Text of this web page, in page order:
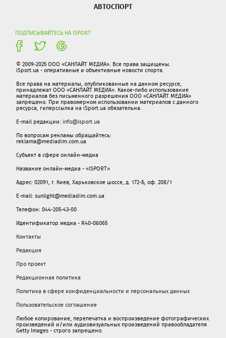
АВТОСПОРТ
ПОДПИСЫВАЙТЕСЬ НА ISPORT
© 2009-2025 ООО «САНЛАЙТ МЕДИА». Все права защищены.
iSport.ua - оперативные и объективные новости спорта.
Все права на материалы, опубликованные на данном ресурсе,
принадлежат ООО «САНЛАЙТ МЕДИА». Какое-либо использование
материалов без письменного разрешения ООО «САНЛАЙТ МЕДИА»
запрещено. При правомерном использовании материалов с данного
ресурса, гиперссылка на iSport.ua обязательна.
E-mail редакции: info@isport.ua
По вопросам рекламы обращайтесь:
reklama@mediadim.com.ua
Субъект в сфере онлайн-медиа
Название онлайн-медиа - «ISPORT»
Адрес: 02091, г. Киев, Харьковское шоссе, д. 172-Б, оф. 208/1
E-mail: sunlight@mediadim.com.ua
Телефон: 044-205-43-00
Идентификатор медиа - R40-06065
Контакты
Редакция
Про проект
Редакционная политика
Политика в сфере конфиденциальности и персональных данных
Пользовательское соглашение
Любое копирование, перепечатка и воспроизведение фотографических
произведений и/или аудиовизуальных произведений правообладателя
Getty Images - строго запрещено.